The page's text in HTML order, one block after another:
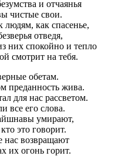
и отчаянья
чистые свои.
как спасенье,
отведя,
них спокойно и тепло
смотрит на тебя.
обетам.
преданность жива.
для нас рассветом.
все его слова.
умирают,
это говорит.
нас возвращают
их огонь горит.